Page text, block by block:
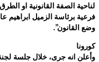
لناحية الصفة القانونية او
فرعية برئاسة الزميل ابراهيم
وضع القانون”.
كورونا
وأعلن انه جرى، خلال جلسة